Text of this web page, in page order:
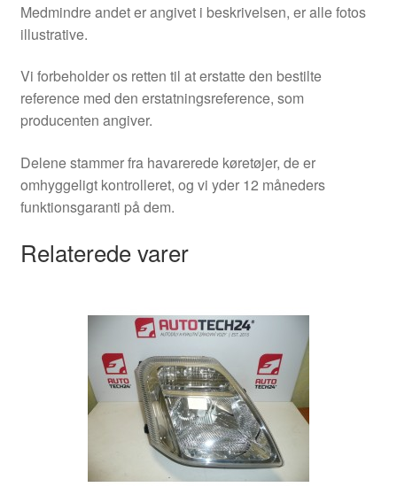
Medmindre andet er angivet i beskrivelsen, er alle fotos
illustrative.
Vi forbeholder os retten til at erstatte den bestilte
reference med den erstatningsreference, som
producenten angiver.
Delene stammer fra havarerede køretøjer, de er
omhyggeligt kontrolleret, og vi yder 12 måneders
funktionsgaranti på dem.
Relaterede varer